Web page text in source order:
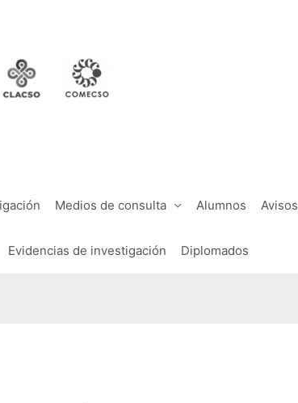
Medios de consulta Alumnos Avisos
Evidencias de investigación Diplomados